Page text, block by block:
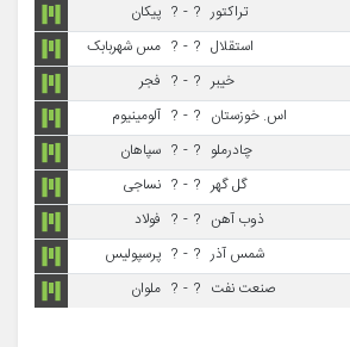
تراکتور ?
-
? پیکان
استقلال ?
-
? مس شهربابک
خیبر ?
-
? فجر
اس. خوزستان ?
-
? آلومینیوم
چادرملو ?
-
? سپاهان
گل گهر ?
-
? نساجی
ذوب آهن ?
-
? فولاد
شمس آذر ?
-
? پرسپولیس
صنعت نفت ?
-
? ملوان